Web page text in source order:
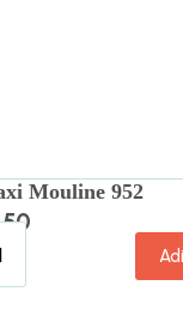
Mouline 952